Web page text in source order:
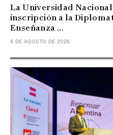
La Universidad
inscripción a la
Enseñanza ...
6 DE AGOSTO DE 2026